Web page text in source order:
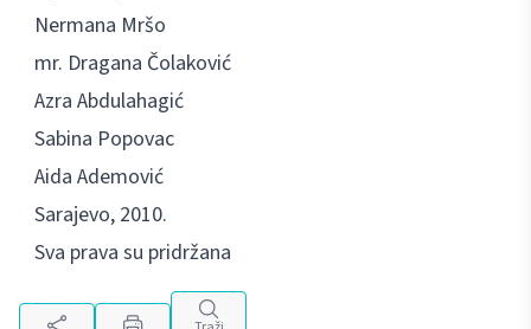
Nermana Mršo
mr. Dragana Čolaković
Azra Abdulahagić
Sabina Popovac
Aida Ademović
Sarajevo, 2010.
Sva prava su pridržana